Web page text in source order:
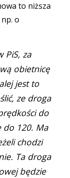
to niższa
o
PiS, za
obietnicę
jest to
ze droga
do
do 120. Ma
chodzi
Ta droga
będzie